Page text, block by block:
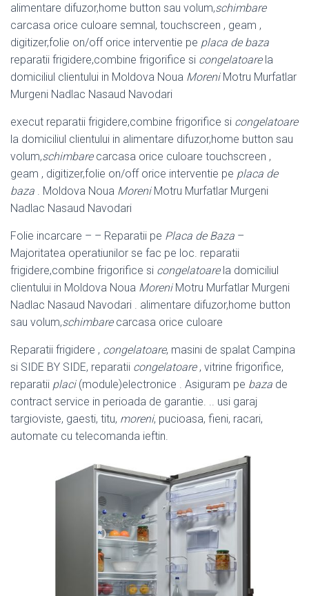
alimentare difuzor,home button sau volum,schimbare
carcasa orice culoare semnal, touchscreen , geam ,
digitizer,folie on/off orice interventie pe placa de baza
reparatii frigidere,combine frigorifice si congelatoarela
domiciliul clientului in Moldova Noua MoreniMotru Murfatlar
Murgeni Nadlac Nasaud Navodari
execut reparatii frigidere,combine frigorifice si congelatoare
la domiciliul clientului in alimentare difuzor,home button sau
volum,schimbarecarcasa orice culoare touchscreen ,
geam , digitizer,folie on/off orice interventie pe placa de
baza . Moldova Noua MoreniMotru Murfatlar Murgeni
Nadlac Nasaud Navodari
Folie incarcare – – Reparatii pe Placa de Baza –
Majoritatea operatiunilor se fac pe loc. reparatii
frigidere,combine frigorifice si congelatoarela domiciliul
clientului in Moldova Noua MoreniMotru Murfatlar Murgeni
Nadlac Nasaud Navodari . alimentare difuzor,home button
sau volum,schimbarecarcasa orice culoare
Reparatii frigidere , congelatoare, masini de spalat Campina
si SIDE BY SIDE, reparatii congelatoare, vitrine frigorifice,
reparatii placi(module)electronice . Asiguram pe baza de
contract service in perioada de garantie. .. usi garaj
targioviste, gaesti, titu, moreni, pucioasa, fieni, racari,
automate cu telecomanda ieftin.